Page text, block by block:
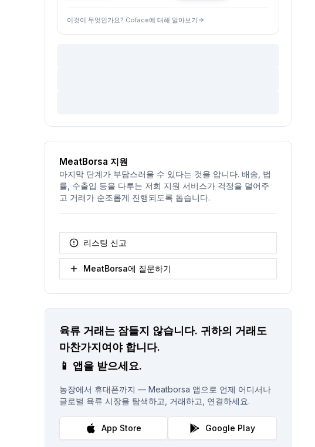
이것이 무엇인가요? Coface에 대해 알아보기
MeatBorsa 지원
마지막 단계가 부담스러울 수 있다는 것을 압니다. 배송, 법
률, 수출입 등을 다루는 저희 지원 서비스가 걱정을 덜어주
고 거래가 순조롭게 진행되도록 돕습니다.
리스팅 신고
MeatBorsa에 질문하기
육류 거래는 잠들지 않습니다. 귀하의 거래도
마찬가지여야 합니다.
📱 앱을 받으세요.
농장에서 휴대폰까지 — Meatborsa 앱으로 언제 어디서나
글로벌 육류 시장을 탐색하고, 거래하고, 연결하세요.
App Store Google Play